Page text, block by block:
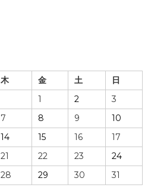
木 金 土
日
1
2
3
7 8 9
10
14 15 16
17
21 22 23
24
28 29 30 31